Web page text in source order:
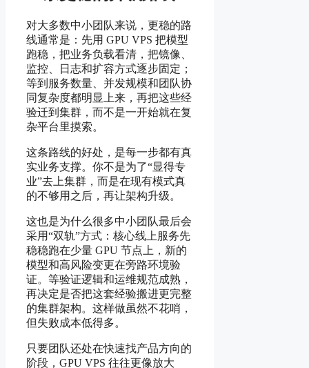
对大多数中小团队来说，更稳的路
线通常是：先用 GPU VPS 把模型
跑稳，把业务负载看清，把镜像、
监控、日志和扩容方式逐步固定；
等到服务数量、并发规模和团队协
同复杂度都明显上来，再把这些经
验迁到集群，而不是一开始就在复
杂平台里摸索。
这条路线的好处，是每一步都有真
实业务支撑。你不是为了“显得专
业”去上集群，而是在现有模式真
的不够用之后，再让架构升级。
这也是为什么很多中小团队最后会
采用“双轨”方式：核心线上服务先
稳稳跑在少量 GPU 节点上，新的
模型和高风险变更在旁路环境验
证。等验证逻辑和运维规范成熟，
再决定是否把这套经验搬进更完整
的集群架构。这样做虽然不花哨，
但失败成本低得多。
只要团队还处在快速找产品方向的
阶段，GPU VPS 往往更像放大